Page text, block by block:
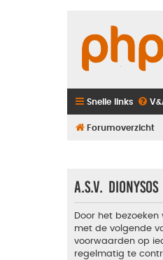
Snelle links
Forumoverzicht
A.S.V.
Door het bezoeken
met de volgende
voorwaarden op
regelmatig te